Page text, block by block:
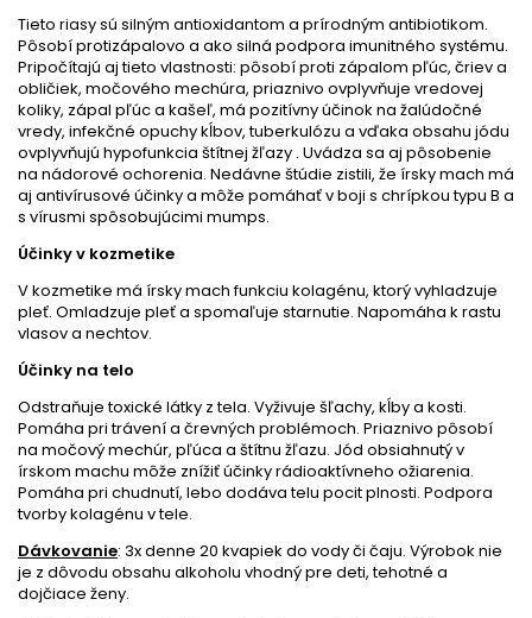
Tieto riasy sú silným antioxidantom a prírodným antibiotikom.
Pôsobí protizápalovo a ako silná podpora imunitného systému.
Pripočítajú aj tieto vlastnosti: pôsobí proti zápalom pľúc, čriev a
obličiek, močového mechúra, priaznivo ovplyvňuje vredovej
koliky, zápal pľúc a kašeľ, má pozitívny účinok na žalúdočné
vredy, infekčné opuchy kĺbov, tuberkulózu a vďaka obsahu jódu
ovplyvňujú hypofunkcia štítnej žľazy . Uvádza sa aj pôsobenie
na nádorové ochorenia. Nedávne štúdie zistili, že írsky mach má
aj antivírusové účinky a môže pomáhať v boji s chrípkou typu B a
s vírusmi spôsobujúcimi mumps.
Účinky v kozmetike
V kozmetike má írsky mach funkciu kolagénu, ktorý vyhladzuje
pleť. Omladzuje pleť a spomaľuje starnutie. Napomáha k rastu
vlasov a nechtov.
Účinky na telo
Odstraňuje toxické látky z tela. Vyživuje šľachy, kĺby a kosti.
Pomáha pri trávení a črevných problémoch. Priaznivo pôsobí
na močový mechúr, pľúca a štítnu žľazu. Jód obsiahnutý v
írskom machu môže znížiť účinky rádioaktívneho ožiarenia.
Pomáha pri chudnutí, lebo dodáva telu pocit plnosti. Podpora
tvorby kolagénu v tele.
Dávkovanie: 3x denne 20 kvapiek do vody či čaju. Výrobok nie
je z dôvodu obsahu alkoholu vhodný pre deti, tehotné a
dojčiace ženy.